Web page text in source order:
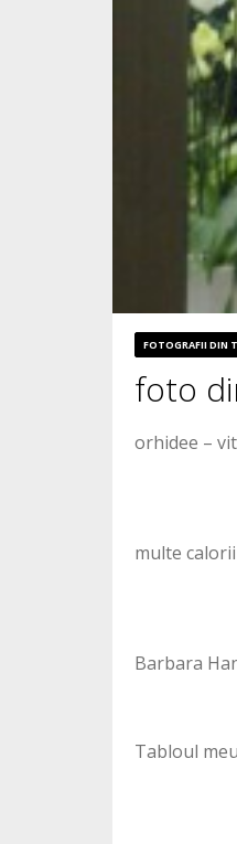
FOTOGRAFII DIN
foto
orhidee –
multe
Barbara
Tabloul